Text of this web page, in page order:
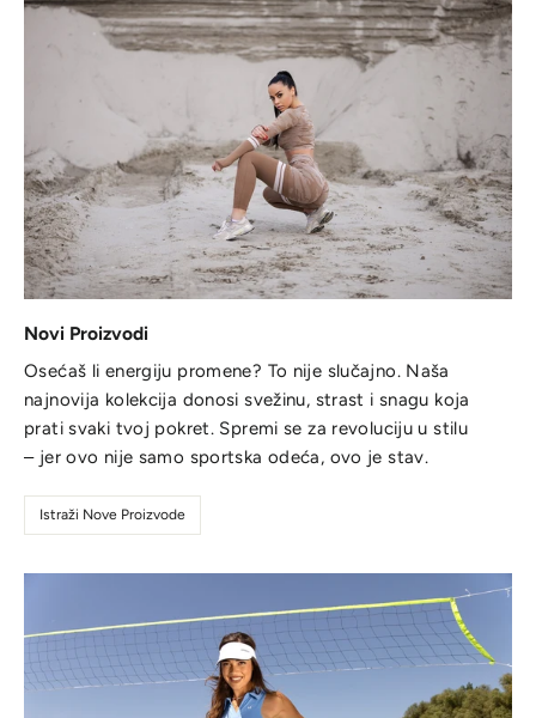
Novi Proizvodi
Osećaš li energiju promene? To nije slučajno. Naša
najnovija kolekcija donosi svežinu, strast i snagu koja
prati svaki tvoj pokret. Spremi se za revoluciju u stilu
– jer ovo nije samo sportska odeća, ovo je stav.
Istraži Nove Proizvode